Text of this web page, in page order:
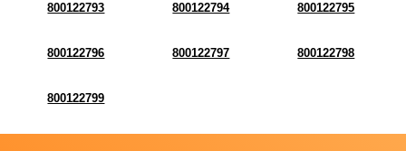
800122793 800122794 800122795
800122796 800122797 800122798
800122799